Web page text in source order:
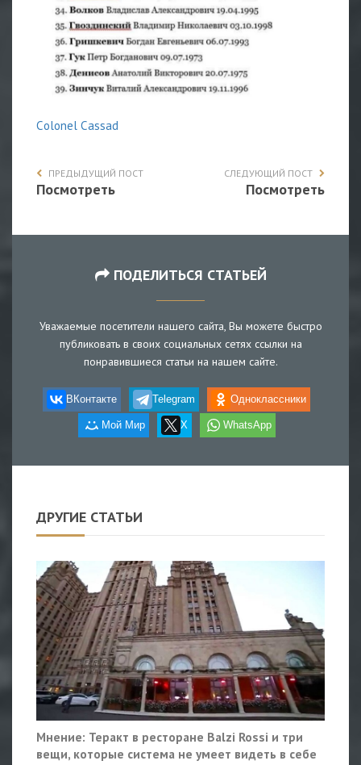
Сolonel Сassad
ПРЕДЫДУЩИЙ ПОСТ
Посмотреть
СЛЕДУЮЩИЙ ПОСТ
Посмотреть
ПОДЕЛИТЬСЯ СТАТЬЕЙ
Уважаемые посетители нашего сайта, Вы можете быстро
публиковать в своих социальных сетях ссылки на
понравившиеся статьи на нашем сайте.
ВКонтакте Telegram Одноклассники
Мой Мир X WhatsApp
ДРУГИЕ СТАТЬИ
Мнение: Теракт в ресторане Balzi Rossi и три
вещи, которые система не умеет видеть в себе